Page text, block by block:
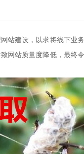
站建设，以求将线下业
网站质量度降低，最终